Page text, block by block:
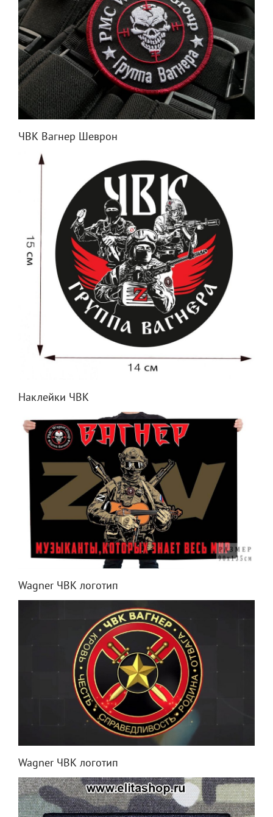
ЧВК Вагнер Шеврон
Наклейки ЧВК
Wagner ЧВК логотип
Wagner ЧВК логотип